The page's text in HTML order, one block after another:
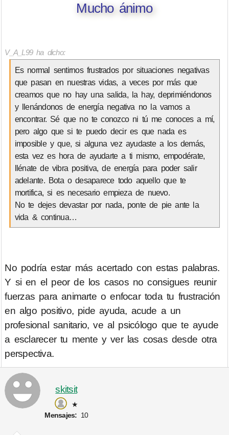
Mucho ánimo
V_A_L99 ha dicho:
Es normal sentirnos frustrados por situaciones negativas
que pasan en nuestras vidas, a veces por más que
creamos que no hay una salida, la hay, deprimiéndonos
y llenándonos de energía negativa no la vamos a
encontrar. Sé que no te conozco ni tú me conoces a mí,
pero algo que si te puedo decir es que nada es
imposible y que, si alguna vez ayudaste a los demás,
esta vez es hora de ayudarte a ti mismo, empodérate,
llénate de vibra positiva, de energía para poder salir
adelante. Bota o desaparece todo aquello que te
mortifica, si es necesario empieza de nuevo.
No te dejes devastar por nada, ponte de pie ante la
vida & continua…
No podría estar más acertado con estas palabras.
Y si en el peor de los casos no consigues reunir
fuerzas para animarte o enfocar toda tu frustración
en algo positivo, pide ayuda, acude a un
profesional sanitario, ve al psicólogo que te ayude
a esclarecer tu mente y ver las cosas desde otra
perspectiva.
skitsit
★
Mensajes: 10